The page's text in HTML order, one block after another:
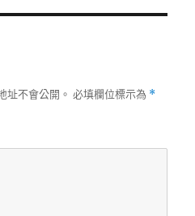
址不會公開。 必填欄位標示為 *